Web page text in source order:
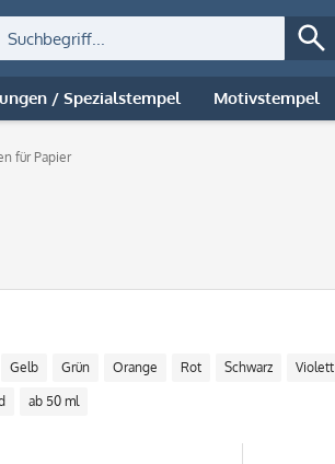
/ Spezialstempel Motivstempel
für Papier
Gelb Grün Orange Rot Schwarz Violett
ab 50 ml